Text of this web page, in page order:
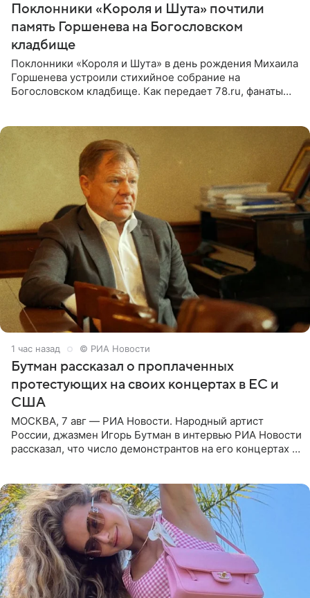
Поклонники «Короля и Шута» почтили
память Горшенева на Богословском
кладбище
Поклонники «Короля и Шута» в день рождения Михаила
Горшенева устроили стихийное собрание на
Богословском кладбище. Как передает 78.ru, фанаты
1 час назад © РИА Новости
Бутман рассказал о проплаченных
протестующих на своих концертах в ЕС и
США
МОСКВА, 7 авг — РИА Новости. Народный артист
России, джазмен Игорь Бутман в интервью РИА Новости
рассказал, что число демонстрантов на его концертах в